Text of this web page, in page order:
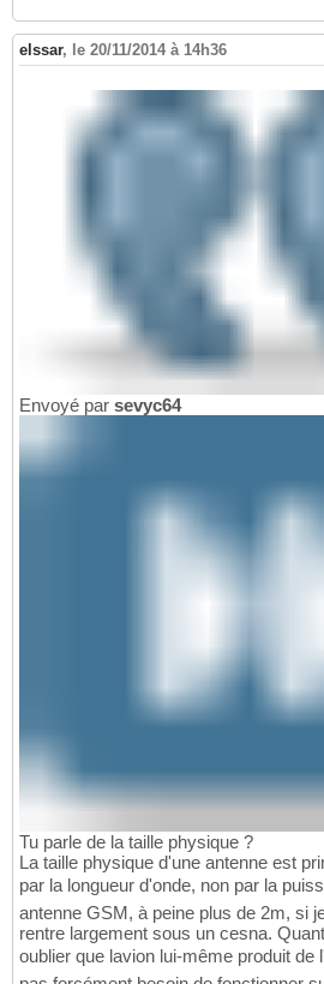
elssar, le 20/11/2014 à 14h36
Envoyé par sevyc64
Tu parle de la taille physique ?
La taille physique d'une antenne est
par la longueur d'onde, non par la
antenne GSM, à peine plus de 2m, si
rentre largement sous un cesna.
oublier que lavion lui-même produit